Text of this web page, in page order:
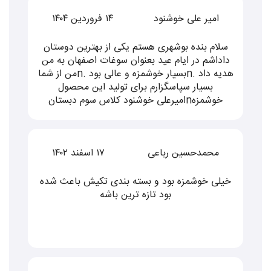
امیر علی خوشنود
۱۴ فروردين ۱۴۰۴
سلام بنده بوشهری هستم یکی از بهترین دوستان
داداشم در ایام عید بعنوان سوغات اصفهان به من
هدیه داد .nبسیار خوشمزه و عالی بود .nمن از شما
بسیار سپاسگزارم برای تولید این محصول
خوشمزهnامیرعلی خوشنود کلاس سوم دبستان
محمدحسین رباعی
۱۷ اسفند ۱۴۰۲
خیلی خوشمزه بود و بسته بندی تکیش باعث شده
بود تازه ترین باشه